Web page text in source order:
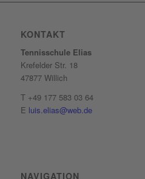
KONTAKT
Tennisschule Elias
Krefelder Str. 18
47877 Willich
T +49 177 583 03 64
E luis.elias@web.de
NAVIGATION